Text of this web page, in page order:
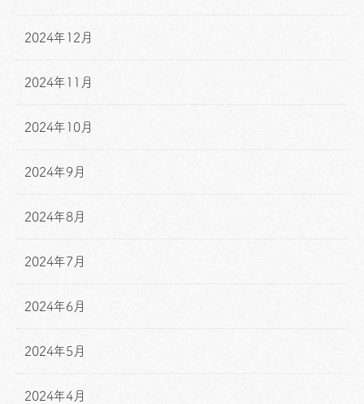
2024年12月
2024年11月
2024年10月
2024年9月
2024年8月
2024年7月
2024年6月
2024年5月
2024年4月